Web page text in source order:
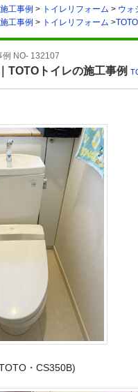
施工事例 > トイレリフォーム > ウォ
施工事例 > トイレリフォーム >TOTO
例 NO- 132107
TOTOトイレの施工事例
・CS350B)